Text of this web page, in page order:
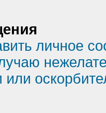
личное